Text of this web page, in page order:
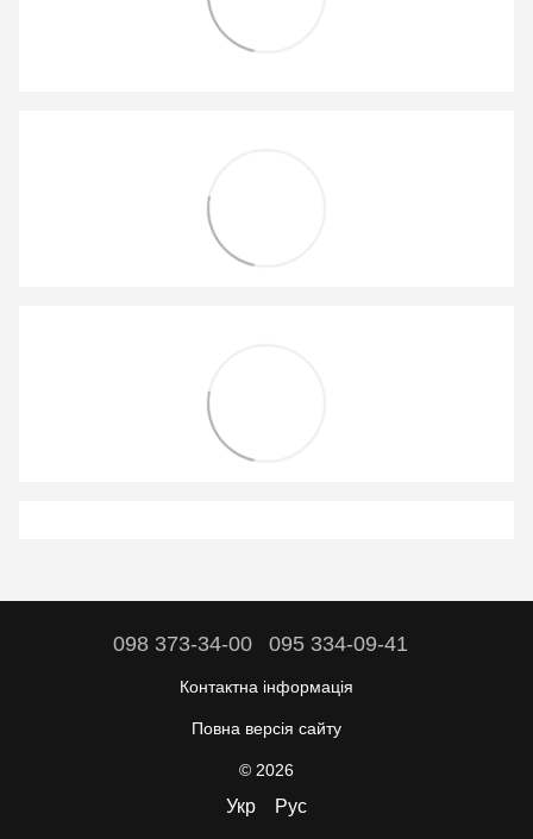
098 373-34-00 095 334-09-41
Контактна інформація
Повна версія сайту
© 2026
Укр Рус